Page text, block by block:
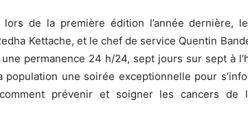
de la première édition l’année dernière,
Kettache, et le chef de service Quentin
permanence 24 h/24, sept jours sur sept à
une soirée exceptionnelle pour
prévenir et soigner les cancers de